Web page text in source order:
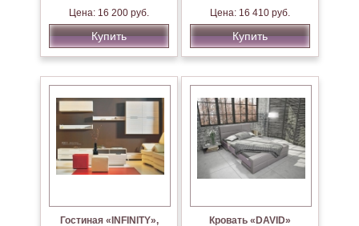
Цена: 16 200 руб.
Купить
Цена: 16 410 руб.
Купить
Гостиная «INFINITY», Кровать «DAVID»